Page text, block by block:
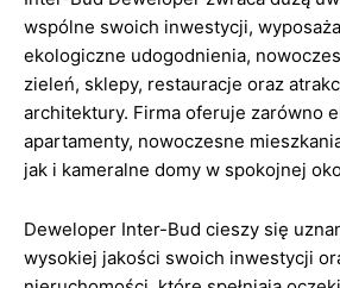
wspólne swoich inwestycji,
ekologiczne udogodnienia,
zieleń, sklepy, restauracje oraz
architektury. Firma oferuje zarówno
apartamenty, nowoczesne
jak i kameralne domy w spokojnej
Deweloper Inter-Bud cieszy się
wysokiej jakości swoich inwestycji